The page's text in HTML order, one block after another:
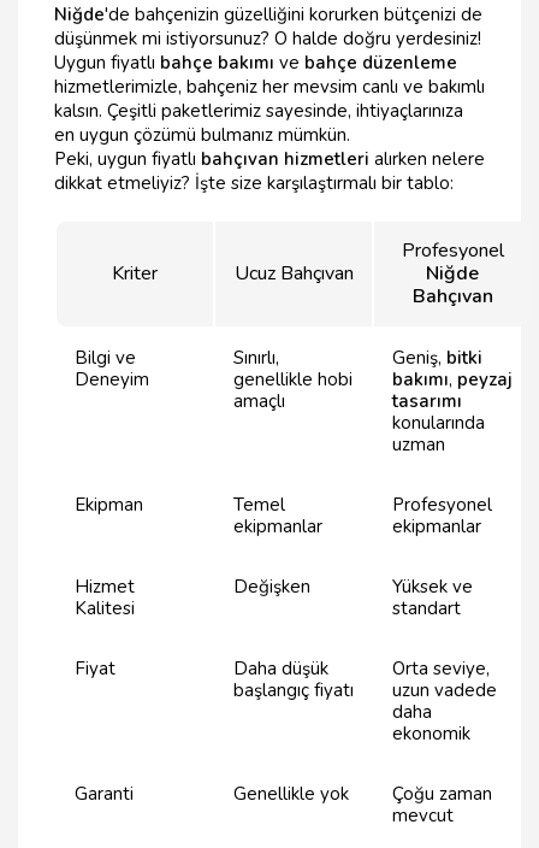
Niğde'de bahçenizin güzelliğini korurken bütçenizi de
düşünmek mi istiyorsunuz? O halde doğru yerdesiniz!
Uygun fiyatlı bahçe bakımı ve bahçe düzenleme
hizmetlerimizle, bahçeniz her mevsim canlı ve bakımlı
kalsın. Çeşitli paketlerimiz sayesinde, ihtiyaçlarınıza
en uygun çözümü bulmanız mümkün.
Peki, uygun fiyatlı bahçıvan hizmetleri alırken nelere
dikkat etmeliyiz? İşte size karşılaştırmalı bir tablo:
Kriter Ucuz Bahçıvan
Profesyonel
Niğde
Bahçıvan
Bilgi ve
Deneyim
Sınırlı,
genellikle hobi
amaçlı
Geniş, bitki
bakımı, peyzaj
tasarımı
konularında
uzman
Ekipman
Temel
ekipmanlar
Profesyonel
ekipmanlar
Hizmet
Kalitesi
Değişken
Yüksek ve
standart
Fiyat
Daha düşük
başlangıç fiyatı
Orta seviye,
uzun vadede
daha
ekonomik
Garanti Genellikle yok
Çoğu zaman
mevcut